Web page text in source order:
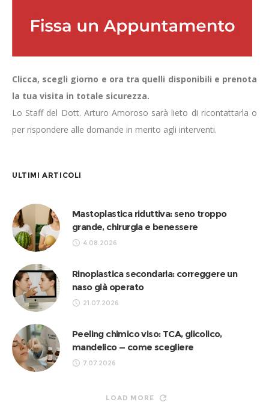
Clicca, scegli giorno e ora tra quelli disponibili e prenota
la tua visita in totale sicurezza.
Lo Staff del Dott. Arturo Amoroso sarà lieto di ricontattarla o
per rispondere alle domande in merito agli interventi.
ULTIMI ARTICOLI
Mastoplastica riduttiva: seno troppo
grande, chirurgia e benessere
4.08.2026
Rinoplastica secondaria: correggere un
naso già operato
21.07.2026
Peeling chimico viso: TCA, glicolico,
mandelico — come scegliere
7.07.2026
LOAD MORE